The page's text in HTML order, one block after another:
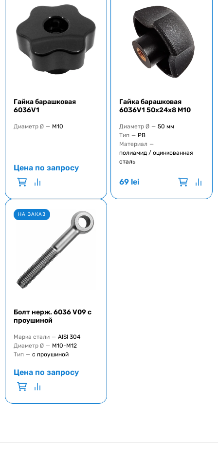
Гайка барашковая
6036V1
Диаметр Ø — M10
Цена по запросу
Гайка барашковая
6036V1 50x24x8 M10
Диаметр Ø — 50 мм
Тип — РВ
Материал —
полиамид / оцинкованная
сталь
69 lei
НА ЗАКАЗ
Болт нерж. 6036 V09 с
проушиной
Марка стали — AISI 304
Диаметр Ø — M10-M12
Тип — с проушиной
Цена по запросу